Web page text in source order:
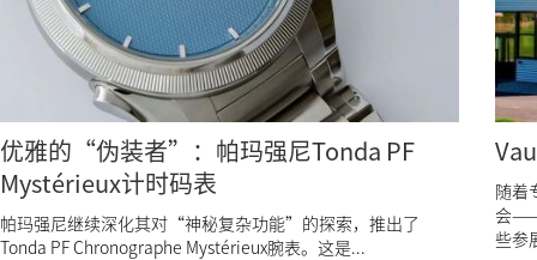
优雅的“伪装者”：帕玛强尼Tonda PF
Mystérieux计时码表
帕玛强尼继续深化其对“神秘复杂功能”的探索，推出了
Tonda PF Chronographe Mystérieux腕表。这是...
随着
会——
些参